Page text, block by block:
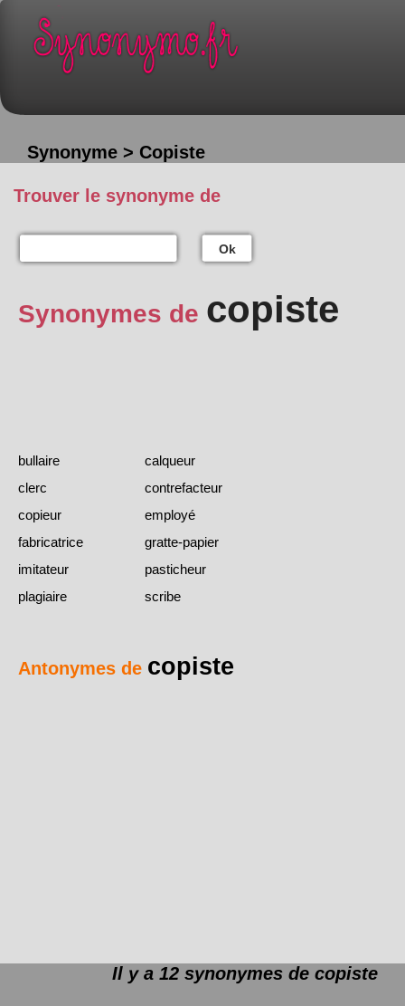
Synonyme > Copiste
Trouver le synonyme de
Ok
Synonymes de copiste
bullaire
calqueur
clerc
contrefacteur
copieur
employé
fabricatrice
gratte-papier
imitateur
pasticheur
plagiaire
scribe
Antonymes de copiste
Il y a 12 synonymes de copiste